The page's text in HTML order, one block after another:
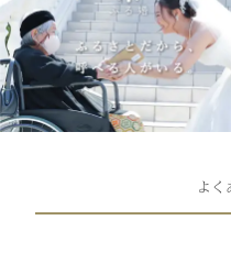
よく